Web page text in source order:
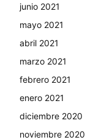
junio 2021
mayo 2021
abril 2021
marzo 2021
febrero 2021
enero 2021
diciembre 2020
noviembre 2020